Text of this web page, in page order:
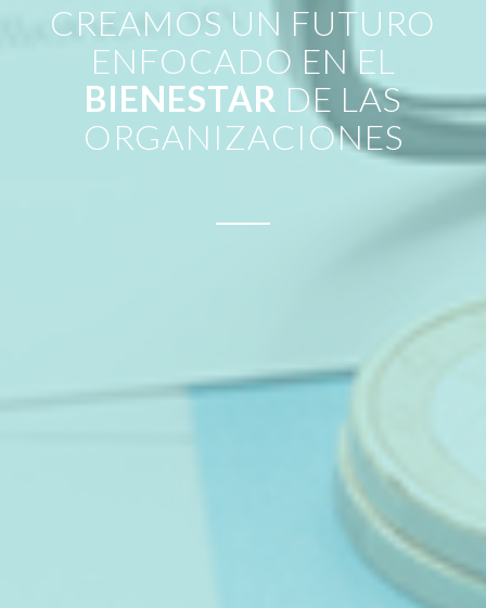
CREAMOS UN FUTURO
ENFOCADO EN EL
BIENESTAR DE LAS
ORGANIZACIONES